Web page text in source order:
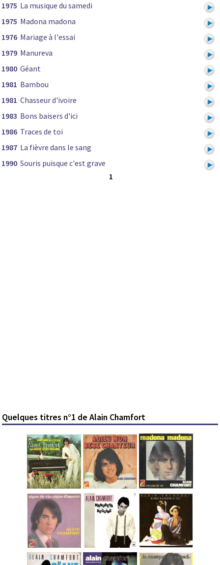
1975 La musique du samedi
1975 Madona madona
1976 Mariage à l'essai
1979 Manureva
1980 Géant
1981 Bambou
1981 Chasseur d'ivoire
1983 Bons baisers d'ici
1986 Traces de toi
1987 La fièvre dans le sang
1990 Souris puisque c'est grave
1
Quelques titres n°1 de Alain Chamfort